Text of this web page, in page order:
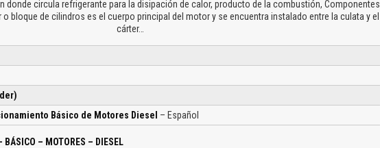
donde circula refrigerante para la disipación de calor, producto de la combustión, Componentes
bloque de cilindros es el cuerpo principal del motor y se encuentra instalado entre la culata y el
cárter…
Básico de Motores Diesel – Español
– MOTORES – DIESEL